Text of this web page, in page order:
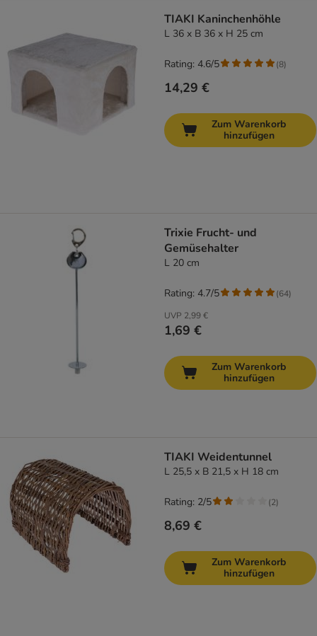
TIAKI Kaninchenhöhle
L 36 x B 36 x H 25 cm
14,29 €
Rating: 4.6/5 (8)
Zum Warenkorb
hinzufügen
Trixie Frucht- und
Gemüsehalter
L 20 cm
UVP 2,99 €
1,69 €
Rating: 4.7/5 (64)
Zum Warenkorb
hinzufügen
TIAKI Weidentunnel
L 25,5 x B 21,5 x H 18 cm
8,69 €
Rating: 2/5 (2)
Zum Warenkorb
hinzufügen